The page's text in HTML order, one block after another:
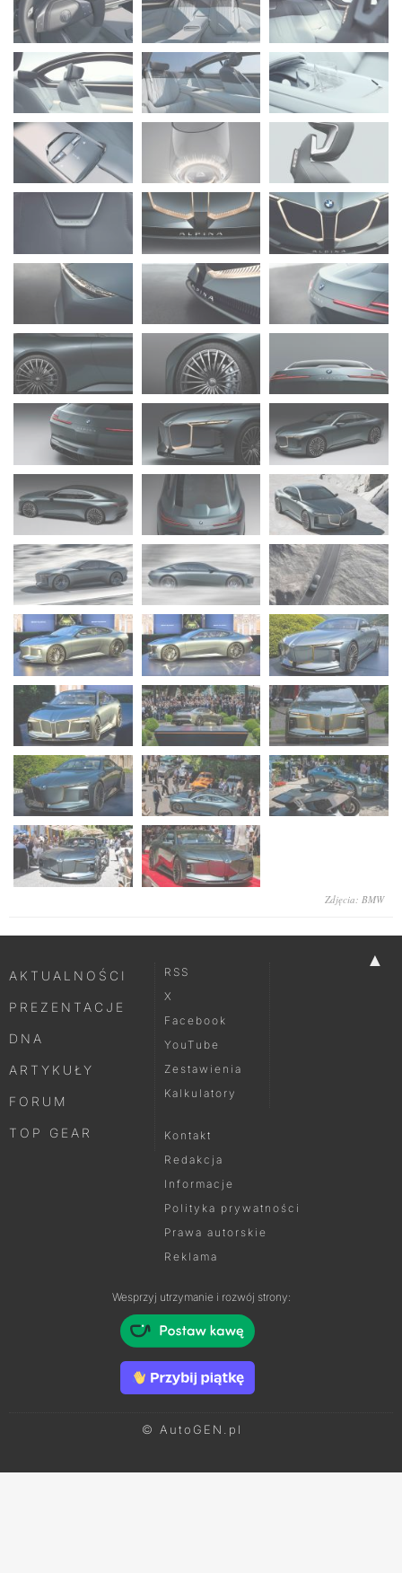
Zdjęcia: BMW
▲
AKTUALNOŚCI
PREZENTACJE
DNA
ARTYKUŁY
FORUM
TOP GEAR
RSS
X
Facebook
YouTube
Zestawienia
Kalkulatory
Kontakt
Redakcja
Informacje
Polityka prywatności
Prawa autorskie
Reklama
Wesprzyj utrzymanie i rozwój strony:
© AutoGEN.pl